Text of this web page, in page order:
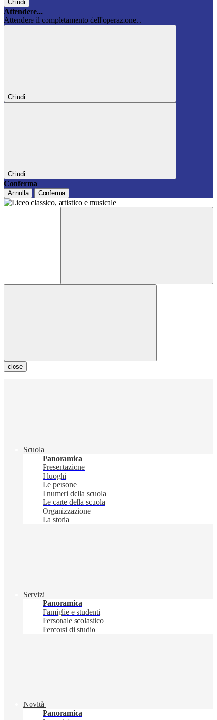
Chiudi
Attendere...
Attendere il completamento dell'operazione...
Chiudi
Chiudi
Conferma
Annulla Conferma
close
Scuola
Panoramica
Presentazione
I luoghi
Le persone
I numeri della scuola
Le carte della scuola
Organizzazione
La storia
Servizi
Panoramica
Famiglie e studenti
Personale scolastico
Percorsi di studio
Novità
Panoramica